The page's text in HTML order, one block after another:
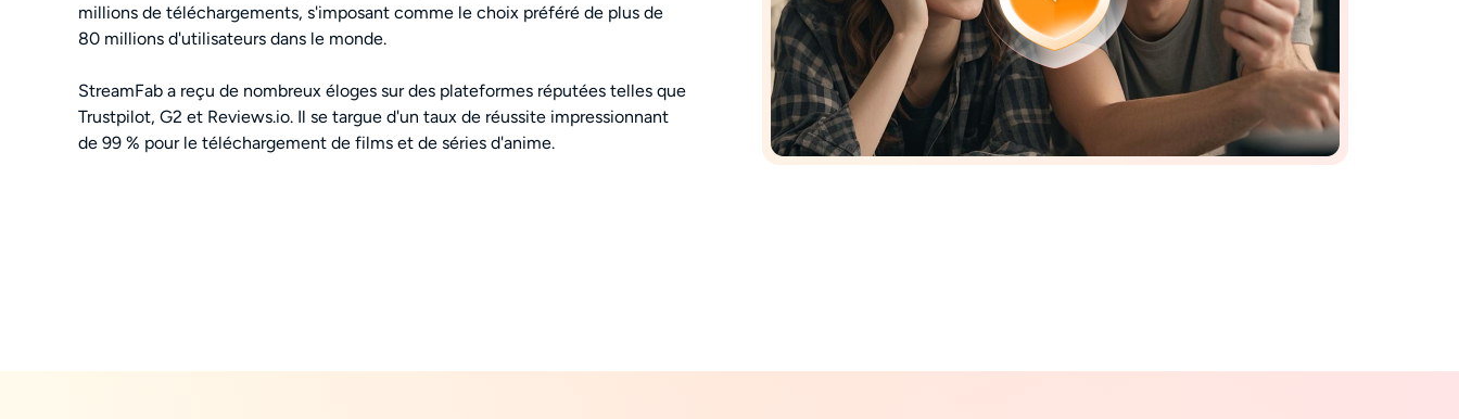
millions de téléchargements, s'imposant comme le choix préféré de plus de
80 millions d'utilisateurs dans le monde.
StreamFab a reçu de nombreux éloges sur des plateformes réputées telles que
Trustpilot, G2 et Reviews.io. Il se targue d'un taux de réussite impressionnant
de 99 % pour le téléchargement de films et de séries d'anime.